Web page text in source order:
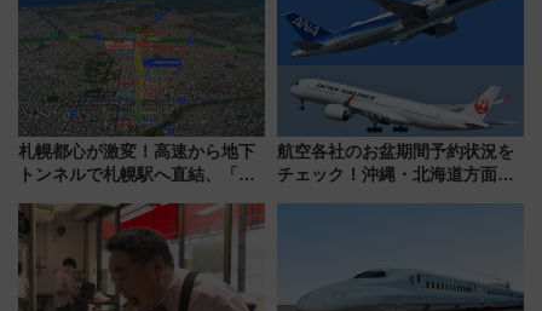
力＆屋台を満喫
解説！
札幌都心が激変！高速から地下
トンネルで札幌駅へ直結、「創
から本格着工、延長4.8km整備
事業の全貌
航空各社のお盆期間予約状況を
チェック！沖縄・北海道方面は